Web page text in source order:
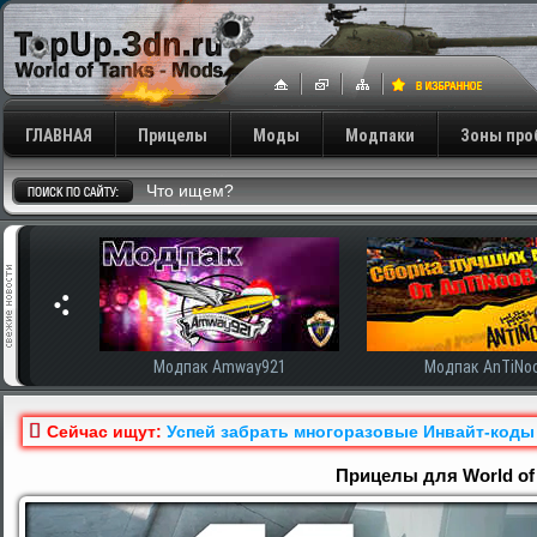
ГЛАВНАЯ Прицелы Моды Модпаки Зоны
Модпак Amway921 Модпак
Сейчас ищут: Успей забрать многоразовые Инвайт-
Прицелы для World of